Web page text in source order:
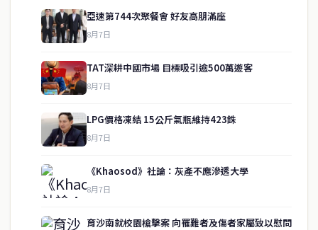
亞速第744次聚餐會 好友高朋滿座
8月7日
TAT深耕中國市場 目標吸引逾500萬遊客
8月7日
LPG價格凍結 15公斤氣瓶維持423銖
8月7日
《Khaosod》社論：灰產不應滲透大學
8月7日
育沙南就校園槍擊案 向罹難者及傷者家屬致以慰問
service@thaichinesenews.com